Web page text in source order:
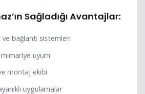
Sağladığı Avantajlar:
bağlantı sistemleri
uyum
montaj ekibi
uygulamalar